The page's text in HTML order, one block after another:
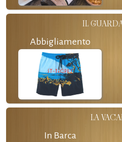
IL
Abbigliamento
LA
In Barca